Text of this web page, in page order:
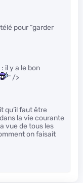
pour “garder
il y a le bon
" />
qu’il faut être
la vie courante
vue de tous les
on faisait